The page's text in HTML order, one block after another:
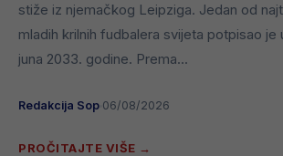
stiže iz njemačkog Leipziga. Jedan od
mladih krilnih fudbalera svijeta potpisao je
juna 2033. godine. Prema...
Redakcija Sop 06/08/2026
PROČITAJTE VIŠE →